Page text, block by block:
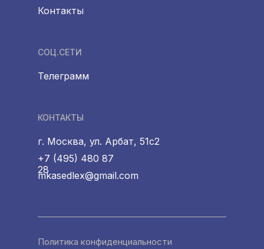
КОНТАКТЫ
г. Москва, ул. Арбат, 51с2
+7 (495) 480 87
28
mkasedlex@gmail.com
Телеграмм
СОЦ.СЕТИ
Политика конфиденциальности
Контакты